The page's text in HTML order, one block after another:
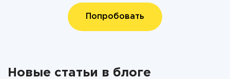
Попробовать
Новые статьи в блоге